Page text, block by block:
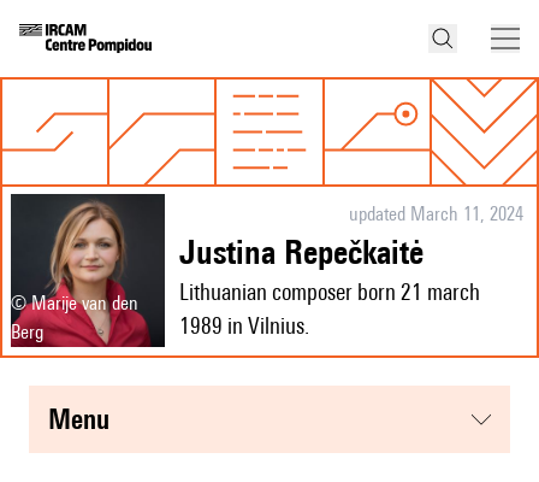
© Marije van den
Berg
updated March 11, 2024
Justina Repečkaitė
Lithuanian composer born 21 march
1989 in Vilnius.
menu